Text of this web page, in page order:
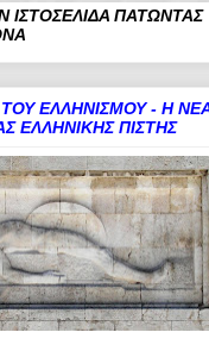
ΙΣΤΟΣΕΛΙΔΑ ΠΑΤΩΝΤΑΣ
ΕΛΛΗΝΙΣΜΟΥ - Η
ΕΛΛΗΝΙΚΗΣ ΠΙΣΤΗΣ